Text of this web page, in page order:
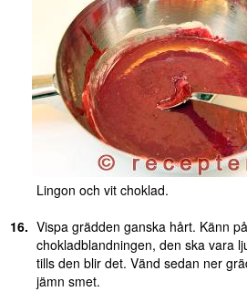
Lingon och vit choklad.
Vispa grädden ganska hårt. Känn
chokladblandningen, den ska vara
tills den blir det. Vänd sedan ner
jämn smet.